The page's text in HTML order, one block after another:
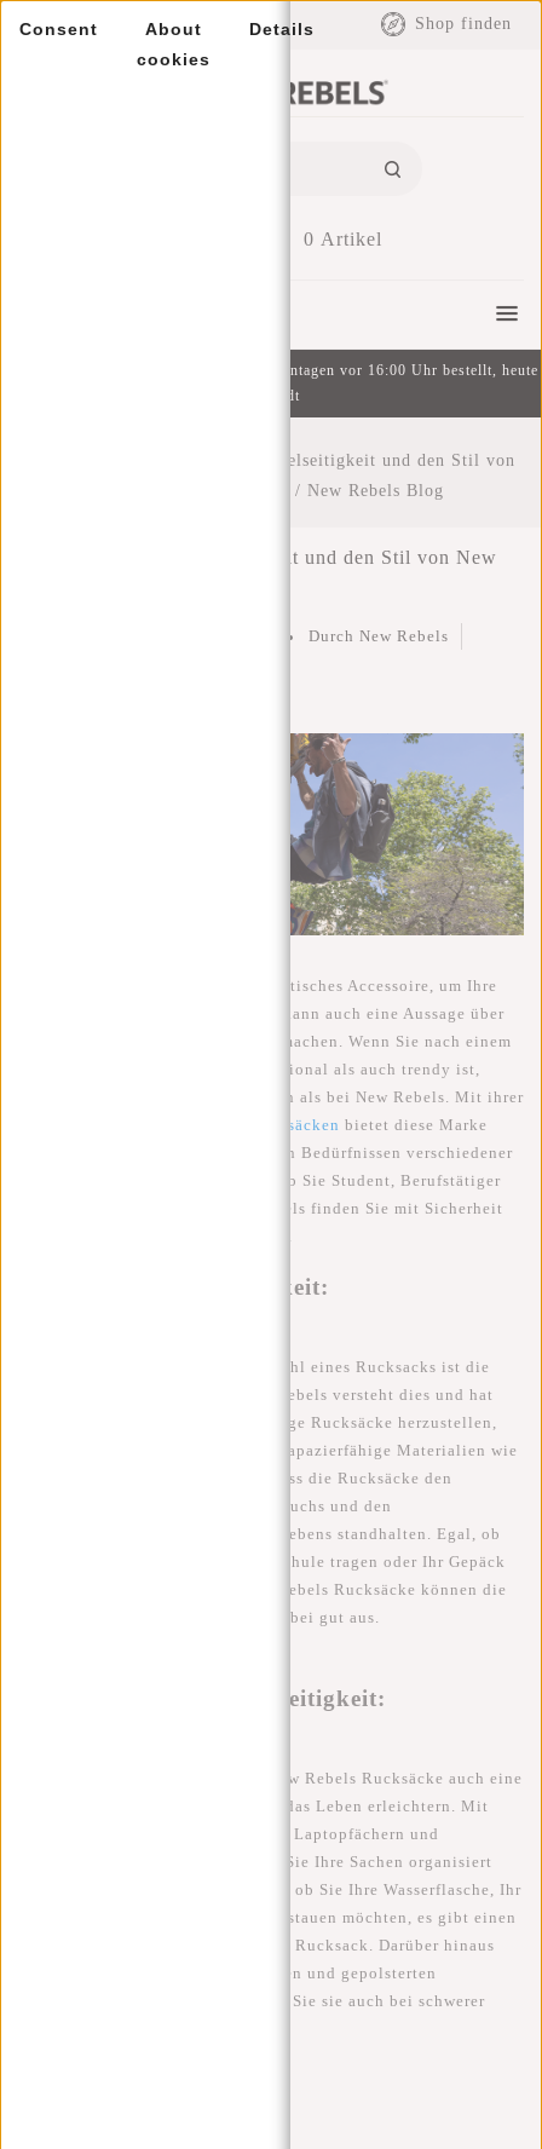
EUR Shop finden
0 Artikel
Kostenlose Lieferung ab 49 € | An Wochentagen vor 16:00 Uhr bestellt, heute
versandt
Entdecken Sie die Vielseitigkeit und den Stil von
/ New Rebels Blog
Entdecken Sie die Vielseitigkeit und den Stil von New
Durch New Rebels
Ein Rucksack ist nicht nur ein praktisches Accessoire, um Ihre
Sachen zu transportieren, sondern kann auch eine Aussage über
Ihre Persönlichkeit und Ihren Stil machen. Wenn Sie nach einem
Rucksack suchen, der sowohl funktional als auch trendy ist,
brauchen Sie nicht weiter zu suchen als bei New Rebels. Mit ihrer
Rucksäcken bietet diese Marke
eine Vielzahl von Optionen, die den Bedürfnissen verschiedener
Individuen gerecht werden. Egal, ob Sie Student, Berufstätiger
oder Abenteurer sind, bei New Rebels finden Sie mit Sicherheit
Qualität und Langlebigkeit:
Ein wichtiger Aspekt bei der Auswahl eines Rucksacks ist die
Qualität und Langlebigkeit. New Rebels versteht dies und hat
sich darauf konzentriert, hochwertige Rucksäcke herzustellen,
die lange halten. Sie verwenden strapazierfähige Materialien wie
robustes Polyester und Nylon, sodass die Rucksäcke den
Anforderungen des täglichen Gebrauchs und den
Herausforderungen des modernen Lebens standhalten. Egal, ob
Sie Ihren Laptop und Bücher zur Schule tragen oder Ihr Gepäck
für ein Wochenende packen, New Rebels Rucksäcke können die
Belastung bewältigen und sehen dabei gut aus.
Funktionalität und Vielseitigkeit:
Neben der Langlebigkeit bieten New Rebels Rucksäcke auch eine
Reihe praktischer Funktionen, die das Leben erleichtern. Mit
intelligenten Fächern, gepolsterten Laptopfächern und
praktischen Seitentaschen können Sie Ihre Sachen organisiert
und leicht zugänglich halten. Egal, ob Sie Ihre Wasserflasche, Ihr
Smartphone oder Ihr Notizbuch verstauen möchten, es gibt einen
Platz für alles in einem New Rebels Rucksack. Darüber hinaus
sind die Rucksäcke mit verstellbaren und gepolsterten
Schultergurten ausgestattet, sodass Sie sie auch bei schwerer
Consent
About
cookies
Details